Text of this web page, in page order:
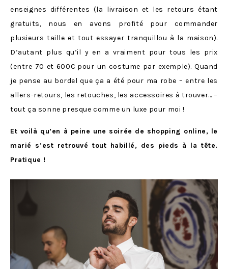
enseignes différentes (la livraison et les retours étant
gratuits, nous en avons profité pour commander
plusieurs taille et tout essayer tranquillou à la maison).
D’autant plus qu’il y en a vraiment pour tous les prix
(entre 70 et 600€ pour un costume par exemple). Quand
je pense au bordel que ça a été pour ma robe – entre les
allers-retours, les retouches, les accessoires à trouver… –
tout ça sonne presque comme un luxe pour moi !
Et voilà qu’en à peine une soirée de shopping online, le
marié s’est retrouvé tout habillé, des pieds à la tête.
Pratique !